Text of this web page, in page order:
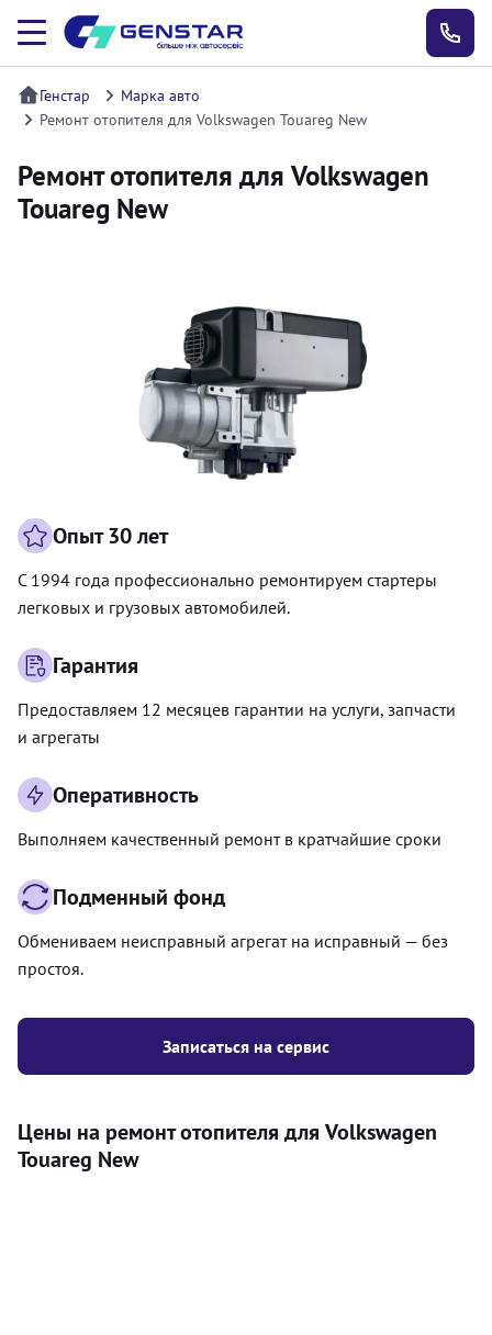
Генстар
Марка авто
Ремонт отопителя для Volkswagen Touareg New
Ремонт отопителя для Volkswagen
Touareg New
Записаться на сервис
Опыт 30 лет
С 1994 года профессионально ремонтируем стартеры
легковых и грузовых автомобилей.
Гарантия
Предоставляем 12 месяцев гарантии на услуги, запчасти
и агрегаты
Оперативность
Выполняем качественный ремонт в кратчайшие сроки
Подменный фонд
Обмениваем неисправный агрегат на исправный — без
простоя.
Цены на ремонт отопителя для Volkswagen
Touareg New